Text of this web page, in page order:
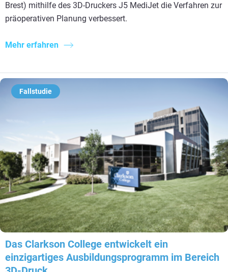
Brest) mithilfe des 3D-Druckers J5 MediJet die Verfahren zur
präoperativen Planung verbessert.
Mehr erfahren
Fallstudie
Das Clarkson College entwickelt ein
einzigartiges Ausbildungsprogramm im Bereich